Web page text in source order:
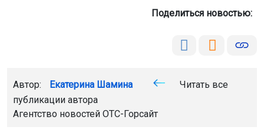
Поделиться новостью:
Автор: Екатерина Шамина
Читать все
публикации автора
Агентство новостей ОТС-Горсайт